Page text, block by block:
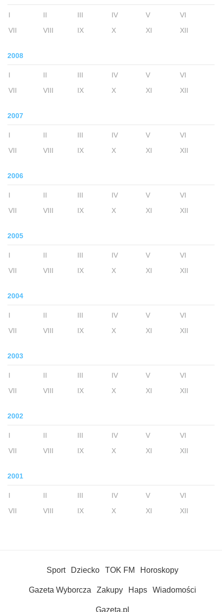
I II III IV V
VI
VII
VIII IX X XI XII
2008
I II III IV V
VI
VII
VIII IX X XI XII
2007
I II III IV V
VI
VII
VIII IX X XI XII
2006
I II III IV V
VI
VII
VIII IX X XI XII
2005
I II III IV V
VI
VII
VIII IX X XI XII
2004
I II III IV V
VI
VII
VIII IX X XI XII
2003
I II III IV V
VI
VII
VIII IX X XI XII
2002
I II III IV V
VI
VII
VIII IX X XI XII
2001
I II III IV V
VI
VII
VIII IX X XI XII
Sport Dziecko TOK FM Horoskopy
Gazeta Wyborcza Zakupy Haps Wiadomości
Gazeta.pl